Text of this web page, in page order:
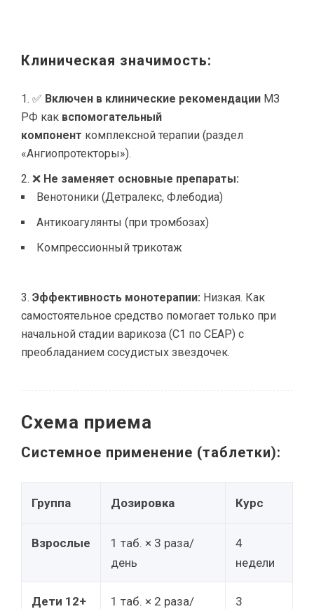
Клиническая значимость:
✅ Включен в клинические рекомендации МЗ
РФ как вспомогательный
компонент комплексной терапии (раздел
«Ангиопротекторы»).
❌ Не заменяет основные препараты:
Венотоники (Детралекс, Флебодиа)
Антикоагулянты (при тромбозах)
Компрессионный трикотаж
Эффективность монотерапии: Низкая. Как
самостоятельное средство помогает только при
начальной стадии варикоза (С1 по CEAP) с
преобладанием сосудистых звездочек.
Схема приема
Системное применение (таблетки):
Группа Дозировка Курс
Взрослые
1 таб. × 3 раза/
день
4
недели
Дети 12+
1 таб. × 2 раза/
3